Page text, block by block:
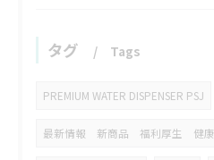
タグ Tags
PREMIUM WATER DISPENSER PSJ
最新情報 新商品 福利厚生 健康